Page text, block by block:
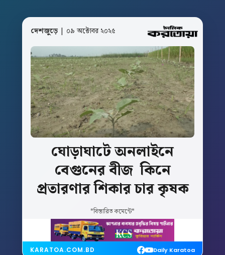
দেশজুড়ে| ০৯ অক্টোবর ২০২৫
ঘোড়াঘাটেঅনলাইনে
বেগুনেরবীজ কিনে
প্রতারণারশিকারচারকৃষক
*বিস্তারিত কমেন্টে*
KARATOA.COM.BD Daily Karatoa